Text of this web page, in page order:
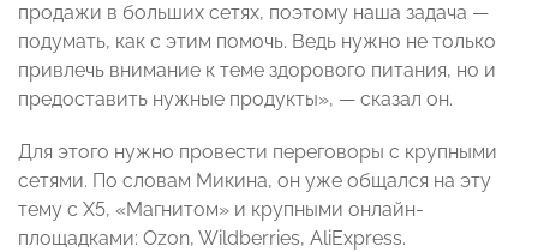
продажи в больших сетях, поэтому наша задача —
подумать, как с этим помочь. Ведь нужно не только
привлечь внимание к теме здорового питания, но и
предоставить нужные продукты», — сказал он.
Для этого нужно провести переговоры с крупными
сетями. По словам Микина, он уже общался на эту
тему с Х5, «Магнитом» и крупными онлайн-
площадками: Ozon, Wildberries, AliExpress.